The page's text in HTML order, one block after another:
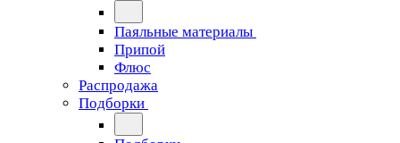
Паяльные материалы
Припой
Флюс
Распродажа
Подборки